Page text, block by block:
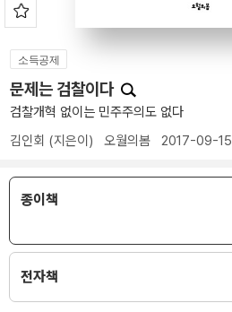
소득공제
문제는 검찰이다
검찰개혁 없이는 민주주의도 없다
김인회 (지은이) 오월의봄 2017-09-15
종이책
전자책